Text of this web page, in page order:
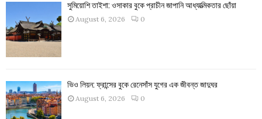
সুমিয়োশি তাইশা: ওসাকার বুকে প্রাচীন জাপানি আধ্যাত্মিকতার ছোঁয়া
August 6, 2026 0
ভিও লিয়ন: ফ্রান্সের বুকে রেনেসাঁস যুগের এক জীবন্ত জাদুঘর
August 6, 2026 0